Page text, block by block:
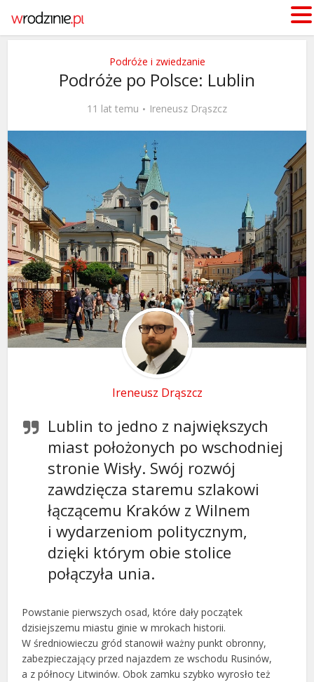
Podróże i zwiedzanie
Podróże po Polsce: Lublin
11 lat temu Ireneusz Drąszcz
Ireneusz Drąszcz
Lublin to jedno z największych
miast położonych po wschodniej
stronie Wisły. Swój rozwój
zawdzięcza staremu szlakowi
łączącemu Kraków z Wilnem
i wydarzeniom politycznym,
dzięki którym obie stolice
połączyła unia.
Powstanie pierwszych osad, które dały początek
dzisiejszemu miastu ginie w mrokach historii.
W średniowieczu gród stanowił ważny punkt obronny,
zabezpieczający przed najazdem ze wschodu Rusinów,
a z północy Litwinów. Obok zamku szybko wyrosło też